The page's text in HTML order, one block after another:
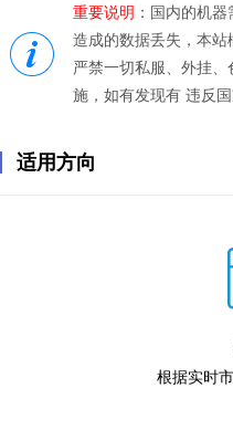
重要说明 ：国内的机
造成的数据丢失，本
严禁一切私服、外挂
施，如有发现有 违反
适用方向
根据实时